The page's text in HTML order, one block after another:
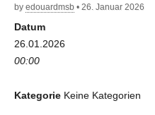
by edouardmsb • 26. Januar 2026
Datum
26.01.2026
00:00
Kategorie Keine Kategorien